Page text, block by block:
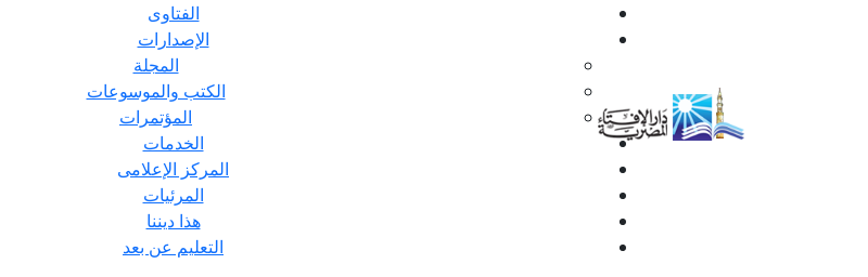
الفتاوى
الإصدارات
المجلة
الكتب والموسوعات
المؤتمرات
الخدمات
المركز الإعلامى
المرئيات
هذا ديننا
التعليم عن بعد